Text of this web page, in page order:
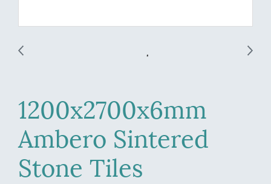
1200x2700x6mm
Ambero Sintered
Stone Tiles